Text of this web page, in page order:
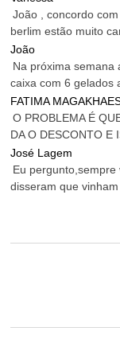
João , concordo
berlim estão muito
João
Na próxima semana
caixa com 6 gelados
FATIMA
O PROBLEMA É
DA O DESCONTO E
José Lagem
Eu
disseram que vinham